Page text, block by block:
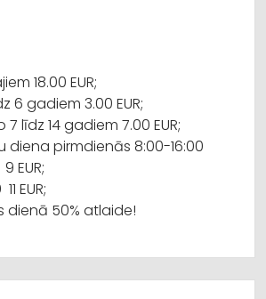
18.00 EUR;
6 gadiem 3.00 EUR;
7 līdz 14 gadiem 7.00 EUR​;
diena pirmdienās 8:00-16:00
EUR;
EUR;
dienā 50% atlaide!